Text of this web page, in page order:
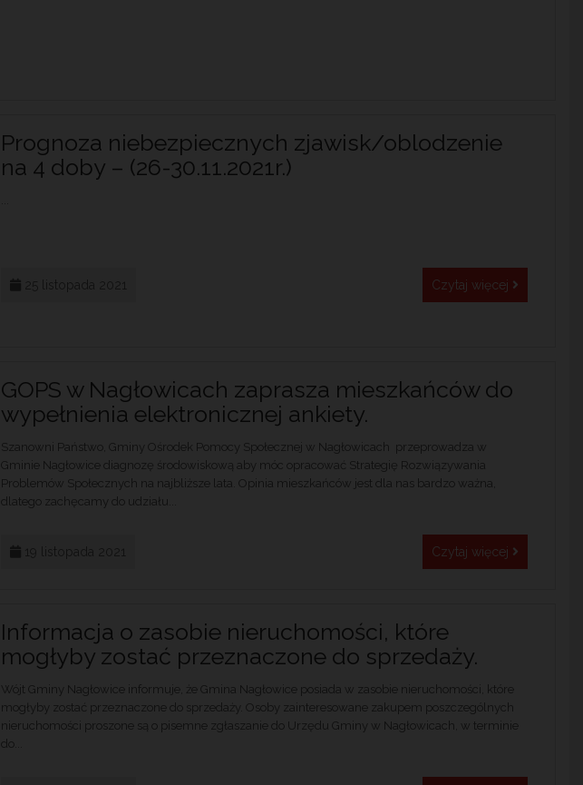
Prognoza niebezpiecznych zjawisk/oblodzenie
na 4 doby – (26-30.11.2021r.)
Czytaj więcej
GOPS w Nagłowicach zaprasza mieszkańców do
wypełnienia elektronicznej ankiety.
Szanowni Państwo, Gminy Ośrodek Pomocy Społecznej w Nagłowicach przeprowadza w
Gminie Nagłowice diagnozę środowiskową aby móc opracować Strategię Rozwiązywania
Problemów Społecznych na najbliższe lata. Opinia mieszkańców jest dla nas bardzo ważna,
dlatego zachęcamy do udziału...
Czytaj więcej
Informacja o zasobie nieruchomości, które
mogłyby zostać przeznaczone do sprzedaży.
Wójt Gminy Nagłowice informuje, że Gmina Nagłowice posiada w zasobie nieruchomości, które
mogłyby zostać przeznaczone do sprzedaży. Osoby zainteresowane zakupem poszczególnych
nieruchomości proszone są o pisemne zgłaszanie do Urzędu Gminy w Nagłowicach, w terminie
do...